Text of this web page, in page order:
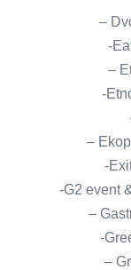
–
-
–
-
–
-
-G2 event
–
-
–